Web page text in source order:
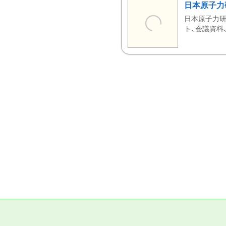
日本原子
日本原子力
ト、会議資